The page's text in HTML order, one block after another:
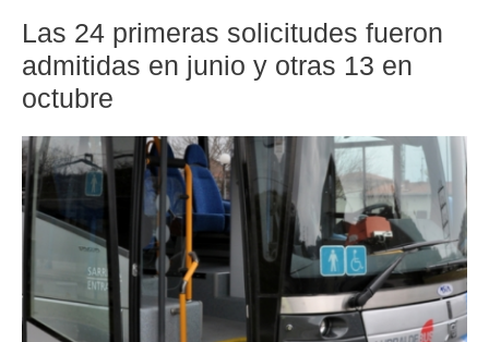
Las 24 primeras solicitudes fueron
admitidas en junio y otras 13 en
octubre